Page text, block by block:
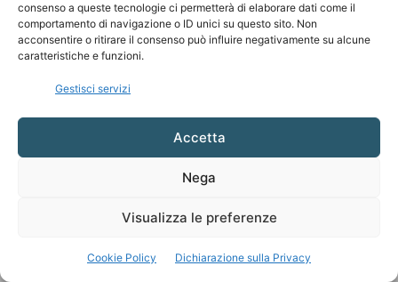
consenso a queste tecnologie ci permetterà di elaborare dati come il
comportamento di navigazione o ID unici su questo sito. Non
acconsentire o ritirare il consenso può influire negativamente su alcune
caratteristiche e funzioni.
Gestisci servizi
Accetta
Nega
Visualizza le preferenze
Cookie Policy Dichiarazione sulla Privacy